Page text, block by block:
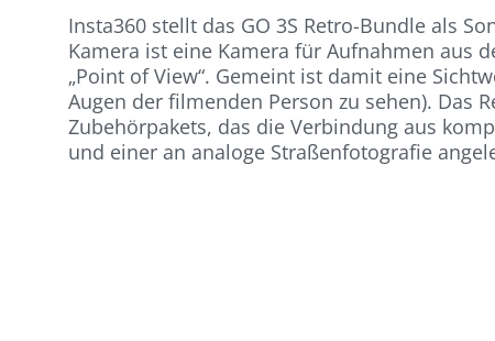
Insta360 stellt das GO 3S Retro-Bundle als
Kamera ist eine Kamera für Aufnahmen aus
„Point of View“. Gemeint ist damit eine
Augen der filmenden Person zu sehen). Das
Zubehörpakets, das die Verbindung aus
und einer an analoge Straßenfotografie